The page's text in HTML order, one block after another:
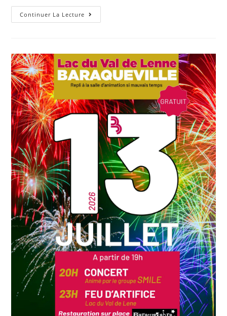
Continuer La Lecture